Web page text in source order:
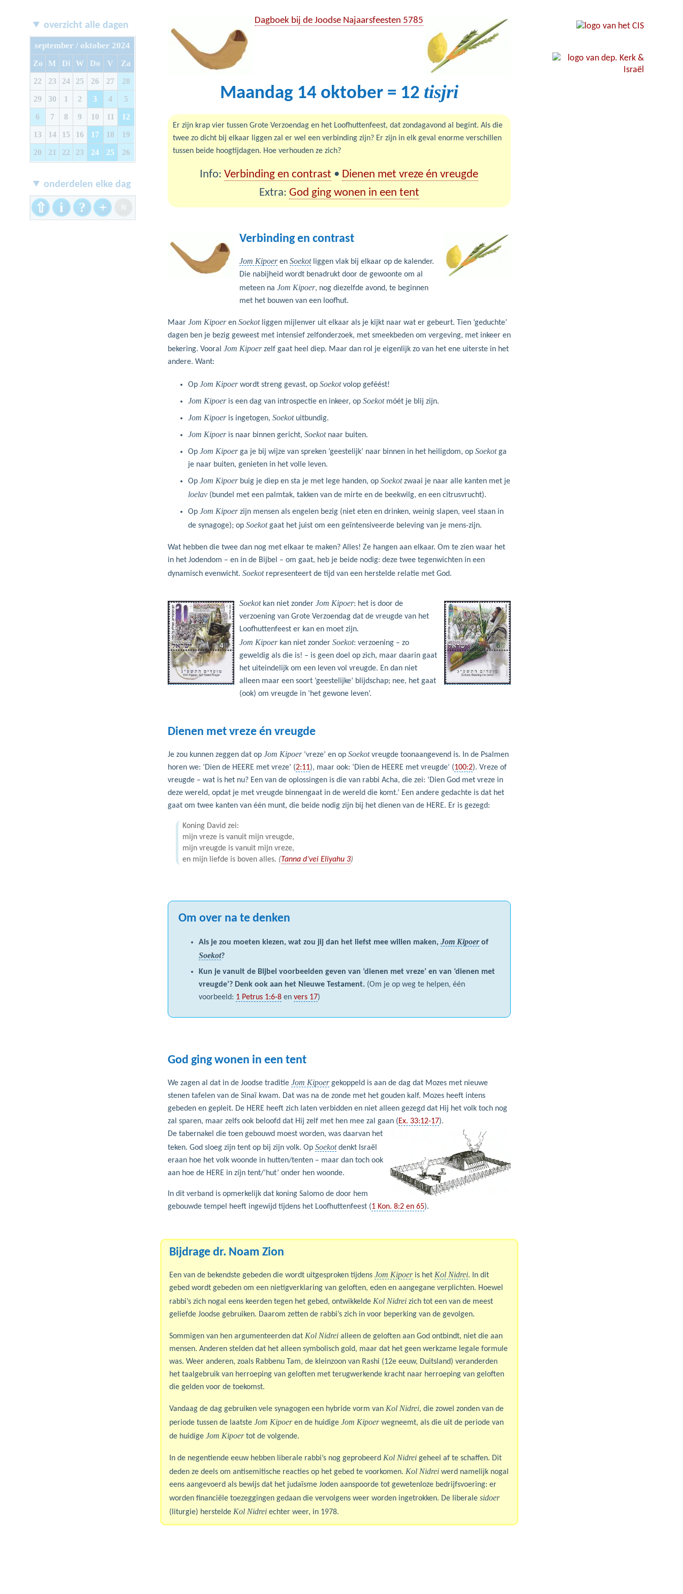
overzicht alle dagen
september / oktober 2024
Zo M Di W Do V Za
22 23 24 25 26 27 28
29 30 1 2 3 4 5
6 7 8 9 10 11 12
13 14 15 16 17 18 19
20 21 22 23 24 25 26
onderdelen elke dag
⇧ i ? +
Dagboek bij de Joodse Najaarsfeesten 5785
Maandag 14 oktober = 12 tisjri
Er zijn krap vier tussen Grote Verzoendag en het Loofhuttenfeest, dat zondagavond al begint. Als die
twee zo dicht bij elkaar liggen zal er wel een verbinding zijn? Er zijn in elk geval enorme verschillen
tussen beide hoogtijdagen. Hoe verhouden ze zich?
Info: Verbinding en contrast • Dienen met vreze én vreugde
Extra: God ging wonen in een tent
Verbinding en contrast
Jom Kipoeren Soekotliggen vlak bij elkaar op de kalender.
Die nabij­heid wordt benadrukt door de gewoonte om al
meteen na Jom Kipoer, nog diezelfde avond, te beginnen
met het bouwen van een loofhut.
Maar Jom Kipoeren Soekotliggen mijlenver uit elkaar als je kijkt naar wat er gebeurt. Tien ‘geduchte’
dagen ben je bezig geweest met intensief zelfonderzoek, met smeekbeden om vergeving, met inkeer en
bekering. Vooral Jom Kipoerzelf gaat heel diep. Maar dan rol je eigenlijk zo van het ene uiterste in het
andere. Want:
Op Jom Kipoerwordt streng gevast, op Soekotvolop geféést!
Jom Kipoeris een dag van introspectie en inkeer, op Soekotmóét je blij zijn.
Jom Kipoeris ingetogen, Soekotuitbundig.
Jom Kipoeris naar binnen gericht, Soekotnaar buiten.
Op Jom Kipoerga je bij wijze van spreken ‘geestelijk’ naar binnen in het heiligdom, op Soekotga
je naar buiten, genieten in het volle leven.
Op Jom Kipoerbuig je diep en sta je met lege handen, op Soekotzwaai je naar alle kanten met je
loelav(bundel met een palmtak, takken van de mirte en de beekwilg, en een citrusvrucht).
Op Jom Kipoerzijn mensen als engelen bezig (niet eten en drinken, weinig slapen, veel staan in
de synagoge); op Soekotgaat het juist om een geïntensiveerde beleving van je mens-zijn.
Wat hebben die twee dan nog met elkaar te maken? Alles! Ze hangen aan elkaar. Om te zien waar het
in het Jodendom – en in de Bijbel – om gaat, heb je beide nodig: deze twee tegenwichten in een
dynamisch evenwicht. Soekotrepresenteert de tijd van een herstelde relatie met God.
Soekotkan niet zonder Jom Kipoer: het is door de
verzoening van Grote Verzoendag dat de vreugde van het
Loofhutten­feest er kan en moet zijn.
Jom Kipoerkan niet zonder Soekot: verzoening – zo
geweldig als die is! – is geen doel op zich, maar daarin gaat
het uit­eindelijk om een leven vol vreugde. En dan niet
alleen maar een soort ‘geestelijke’ blijdschap; nee, het gaat
(ook) om vreugde in ‘het gewone leven’.
Dienen met vreze én vreugde
Je zou kunnen zeggen dat op Jom Kipoer‘vreze’ en op Soekotvreugde toonaangevend is. In de Psalmen
horen we: ‘Dien de HEERE met vreze’ (2:11), maar ook: ‘Dien de HEERE met vreugde’ (100:2). Vreze of
vreugde – wat is het nu? Een van de oplossingen is die van rabbi Acha, die zei: ‘Dien God met vreze in
deze wereld, opdat je met vreugde binnengaat in de wereld die komt.’ Een andere gedachte is dat het
gaat om twee kanten van één munt, die beide nodig zijn bij het dienen van de HERE. Er is gezegd:
Koning David zei:
mijn vreze is vanuit mijn vreugde,
mijn vreugde is vanuit mijn vreze,
en mijn liefde is boven alles. (Tanna d’vei Eliyahu 3)
Om over na te denken
Als je zou moeten kiezen, wat zou jij dan het liefst mee willen maken, Jom Kipoerof
Soekot?
Kun je vanuit de Bijbel voorbeelden geven van ‘dienen met vreze’ en van ‘dienen met
vreugde’? Denk ook aan het Nieuwe Testament.(Om je op weg te helpen, één
voorbeeld: 1 Petrus 1:6-8en vers 17)
God ging wonen in een tent
We zagen al dat in de Joodse traditie Jom Kipoergekoppeld is aan de dag dat Mozes met nieuwe
stenen tafelen van de Sinaï kwam. Dat was na de zonde met het gouden kalf. Mozes heeft intens
gebeden en gepleit. De HERE heeft zich laten verbidden en niet alleen gezegd dat Hij het volk toch nog
zal sparen, maar zelfs ook beloofd dat Hij zelf met hen mee zal gaan (Ex. 33:12-17).
De tabernakel die toen gebouwd moest worden, was daarvan het
teken. God sloeg zijn tent op bij zijn volk. Op Soekotdenkt Israël
eraan hoe het volk woonde in hutten/tenten – maar dan toch ook
aan hoe de HERE in zíjn tent/‘hut’ onder hen woonde.
In dit verband is opmerkelijk dat koning Salomo de door hem
gebouwde tempel heeft ingewijd tijdens het Loofhuttenfeest (1 Kon. 8:2 en 65).
Bijdrage dr. Noam Zion
Een van de bekendste gebeden die wordt uitgesproken tijdens Jom Kipoeris het Kol Nidrei. In dit
gebed wordt gebeden om een nietigverklaring van geloften, eden en aangegane verplichten. Hoewel
rabbi’s zich nogal eens keerden tegen het gebed, ontwikkelde Kol Nidreizich tot een van de meest
geliefde Joodse gebruiken. Daarom zetten de rabbi’s zich in voor beperking van de gevolgen.
Sommigen van hen argumenteerden dat Kol Nidreialleen de geloften aan God ontbindt, niet die aan
mensen. Anderen stelden dat het alleen symbolisch gold, maar dat het geen werkzame legale formule
was. Weer anderen, zoals Rabbenu Tam, de kleinzoon van Rashi (12e eeuw, Duitsland) veranderden
het taalgebruik van herroeping van geloften met terugwerkende kracht naar herroeping van geloften
die gelden voor de toekomst.
Vandaag de dag gebruiken vele synagogen een hybride vorm van Kol Nidrei, die zowel zonden van de
periode tussen de laatste Jom Kipoeren de huidige Jom Kipoerwegneemt, als die uit de periode van
de huidige Jom Kipoertot de volgende.
In de negentiende eeuw hebben liberale rabbi’s nog geprobeerd Kol Nidreigeheel af te schaffen. Dit
deden ze deels om antisemitische reacties op het gebed te voorkomen. Kol Nidreiwerd namelijk nogal
eens aangevoerd als bewijs dat het judaïsme Joden aanspoorde tot gewetenloze bedrijfsvoering: er
worden financiële toezeggingen gedaan die vervolgens weer worden ingetrokken. De liberale sidoer
(liturgie) herstelde Kol Nidreiechter weer, in 1978.